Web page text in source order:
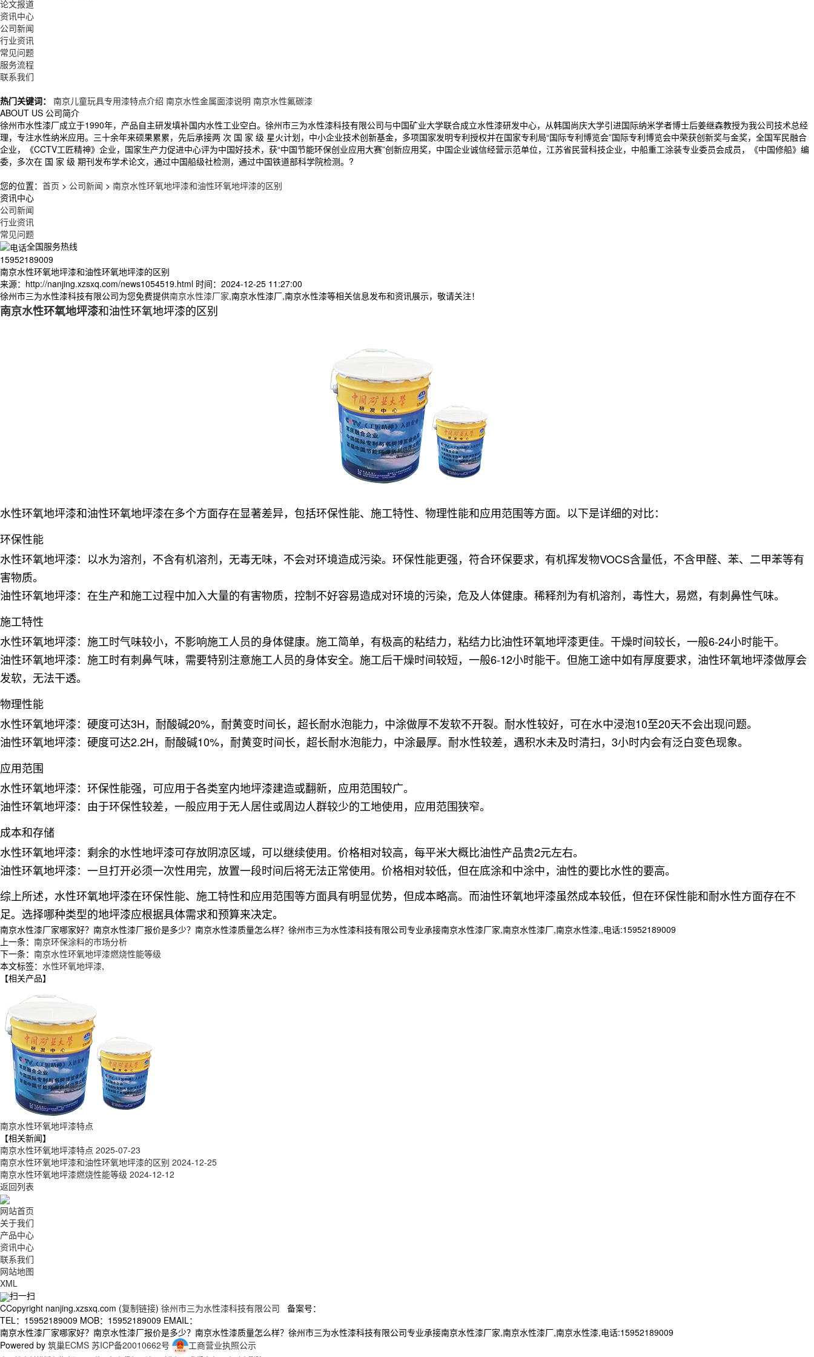
论文报道
资讯中心
公司新闻
行业资讯
常见问题
服务流程
联系我们
热门关键词：
南京儿童玩具专用漆特点介绍 南京水性金属面漆说明 南京水性氟碳漆
ABOUT US 公司简介
徐州市水性漆厂成立于1990年，产品自主研发填补国内水性工业空白。徐州市三为水性漆科技有限公司与中国矿业大学联合成立水性漆研发中心，从韩国尚庆大学引进国际纳米学者博士后姜继森教授为我公司技术总经
理，专注水性纳米应用。三十余年来硕果累累，先后承接两 次 国 家 级 星火计划，中小企业技术创新基金，多项国家发明专利授权并在国家专利局“国际专利博览会”国际专利博览会中荣获创新奖与金奖，全国军民融合
企业，《CCTV工匠精神》企业，国家生产力促进中心评为中国好技术，获“中国节能环保创业应用大赛”创新应用奖，中国企业诚信经营示范单位，江苏省民营科技企业，中船重工涂装专业委员会成员，《中国修船》编
委，多次在 国 家 级 期刊发布学术论文，通过中国船级社检测，通过中国铁道部科学院检测。?
您的位置： 首页 > 公司新闻 > 南京水性环氧地坪漆和油性环氧地坪漆的区别
资讯中心
公司新闻
行业资讯
常见问题
全国服务热线
15952189009
南京水性环氧地坪漆和油性环氧地坪漆的区别
来源：http://nanjing.xzsxq.com/news1054519.html 时间：2024-12-25 11:27:00
徐州市三为水性漆科技有限公司为您免费提供南京水性漆厂家,南京水性漆厂,南京水性漆等相关信息发布和资讯展示，敬请关注！
南京水性环氧地坪漆和油性环氧地坪漆的区别
水性环氧地坪漆和油性环氧地坪漆在多个方面存在显著差异，包括环保性能、施工特性、物理性能和应用范围等方面。以下是详细的对比：
环保性能
水性环氧地坪漆：以水为溶剂，不含有机溶剂，无毒无味，不会对环境造成污染。环保性能更强，符合环保要求，有机挥发物VOCS含量低，不含甲醛、苯、二甲苯等有
害物质。
油性环氧地坪漆：在生产和施工过程中加入大量的有害物质，控制不好容易造成对环境的污染，危及人体健康。稀释剂为有机溶剂，毒性大，易燃，有刺鼻性气味。
施工特性
水性环氧地坪漆：施工时气味较小，不影响施工人员的身体健康。施工简单，有极高的粘结力，粘结力比油性环氧地坪漆更佳。干燥时间较长，一般6-24小时能干。
油性环氧地坪漆：施工时有刺鼻气味，需要特别注意施工人员的身体安全。施工后干燥时间较短，一般6-12小时能干。但施工途中如有厚度要求，油性环氧地坪漆做厚会
发软，无法干透。
物理性能
水性环氧地坪漆：硬度可达3H，耐酸碱20%，耐黄变时间长，超长耐水泡能力，中涂做厚不发软不开裂。耐水性较好，可在水中浸泡10至20天不会出现问题。
油性环氧地坪漆：硬度可达2.2H，耐酸碱10%，耐黄变时间长，超长耐水泡能力，中涂最厚。耐水性较差，遇积水未及时清扫，3小时内会有泛白变色现象。
应用范围
水性环氧地坪漆：环保性能强，可应用于各类室内地坪漆建造或翻新，应用范围较广。
油性环氧地坪漆：由于环保性较差，一般应用于无人居住或周边人群较少的工地使用，应用范围狭窄。
成本和存储
水性环氧地坪漆：剩余的水性地坪漆可存放阴凉区域，可以继续使用。价格相对较高，每平米大概比油性产品贵2元左右。
油性环氧地坪漆：一旦打开必须一次性用完，放置一段时间后将无法正常使用。价格相对较低，但在底涂和中涂中，油性的要比水性的要高。
综上所述，水性环氧地坪漆在环保性能、施工特性和应用范围等方面具有明显优势，但成本略高。而油性环氧地坪漆虽然成本较低，但在环保性能和耐水性方面存在不
足。选择哪种类型的地坪漆应根据具体需求和预算来决定。
南京水性漆厂家哪家好？南京水性漆厂报价是多少？南京水性漆质量怎么样？徐州市三为水性漆科技有限公司专业承接南京水性漆厂家,南京水性漆厂,南京水性漆,,电话:15952189009
上一条： 南京环保涂料的市场分析
下一条： 南京水性环氧地坪漆燃烧性能等级
本文标签： 水性环氧地坪漆,
【相关产品】
南京水性环氧地坪漆特点
【相关新闻】
南京水性环氧地坪漆特点 2025-07-23
南京水性环氧地坪漆和油性环氧地坪漆的区别 2024-12-25
南京水性环氧地坪漆燃烧性能等级 2024-12-12
返回列表
网站首页
关于我们
产品中心
资讯中心
联系我们
网站地图
XML
扫一扫
CCopyright nanjing.xzsxq.com (复制链接) 徐州市三为水性漆科技有限公司 备案号：
TEL：15952189009 MOB：15952189009 EMAIL：
南京水性漆厂家哪家好？南京水性漆厂报价是多少？南京水性漆质量怎么样？徐州市三为水性漆科技有限公司专业承接南京水性漆厂家,南京水性漆厂,南京水性漆,电话:15952189009
Powered by 筑巢ECMS 苏ICP备20010662号 工商营业执照公示